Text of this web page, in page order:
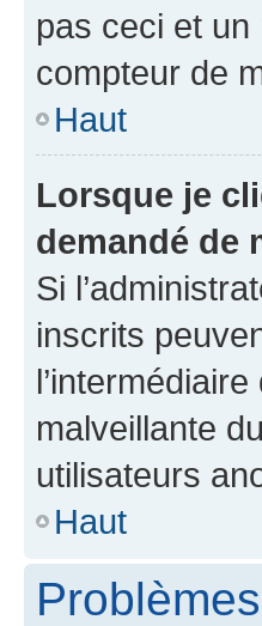
pas ceci et
compteur de
Haut
Lorsque je
demandé de
Si
inscrits
malveillante
utilisateurs
Haut